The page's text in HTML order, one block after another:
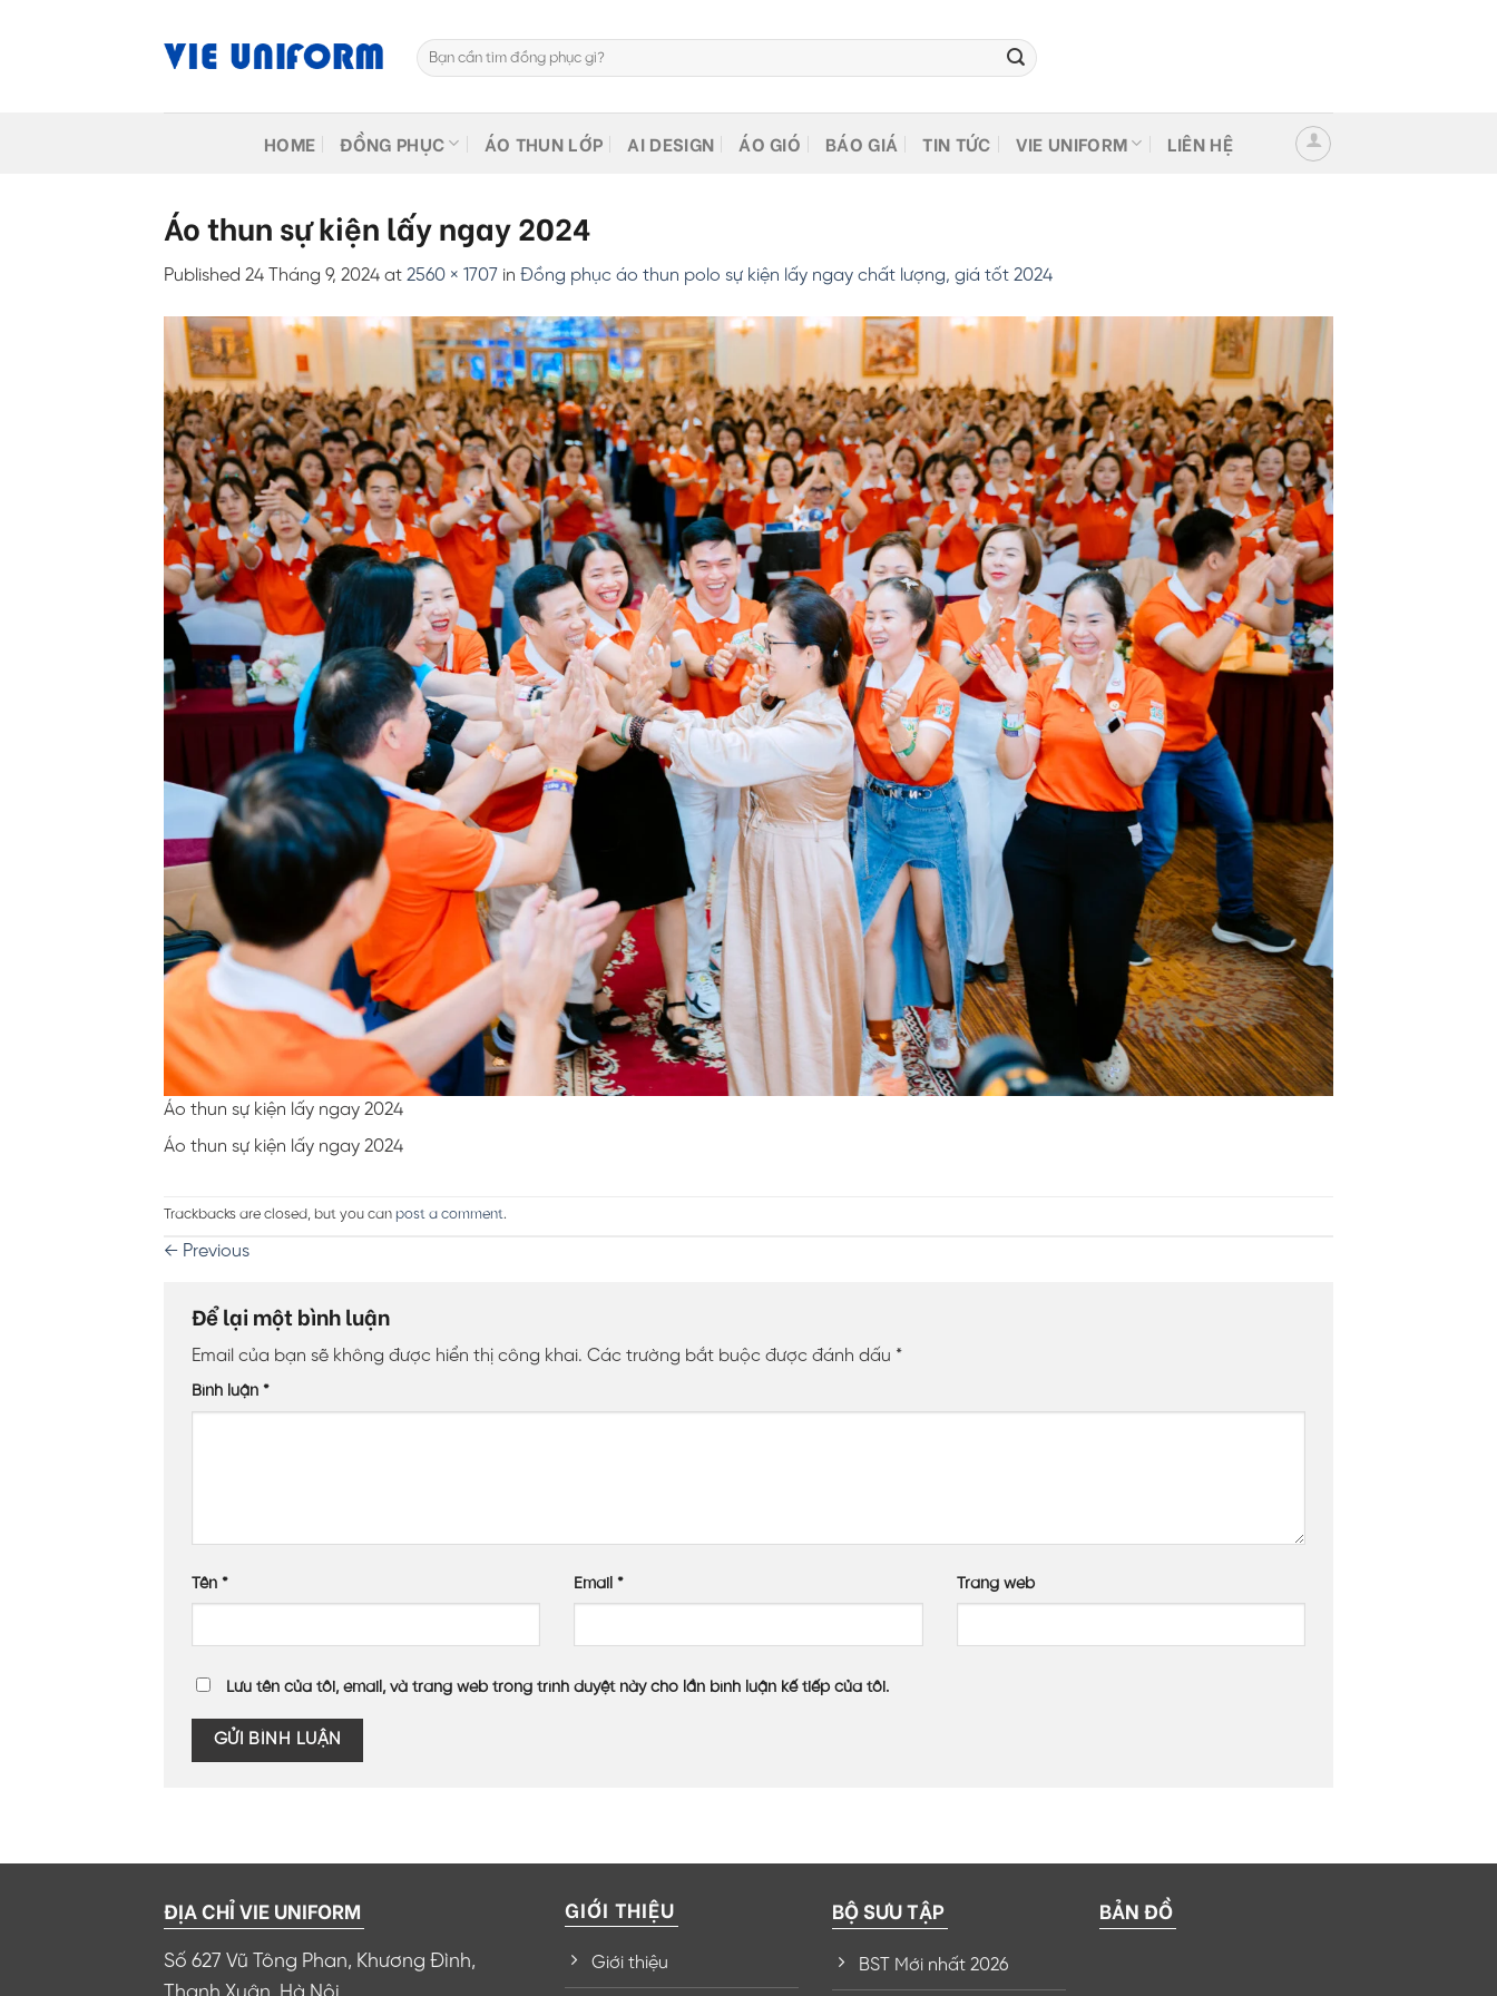
Tìm
kiếm:
HOME ĐỒNG PHỤC ÁO THUN LỚP AI DESIGN ÁO GIÓ BÁO GIÁ TIN TỨC VIE UNIFORM LIÊN HỆ
Áo thun sự kiện lấy ngay 2024
Published 24 Tháng 9, 2024 at 2560 × 1707 in Đồng phục áo thun polo sự kiện lấy ngay chất lượng, giá tốt 2024
Áo thun sự kiện lấy ngay 2024
Áo thun sự kiện lấy ngay 2024
Trackbacks are closed, but you can post a comment.
← Previous
Để lại một bình luận
Email của bạn sẽ không được hiển thị công khai. Các trường bắt buộc được đánh dấu *
Bình luận *
Tên * Email* Trang web
Lưu tên của tôi, email, và trang web trong trình duyệt này cho lần bình luận kế tiếp của tôi.
ĐỊA CHỈ VIE UNIFORM
Số 627 Vũ Tông Phan, Khương Đình,
GIỚI THIỆU
Giới thiệu
BỘ SƯU TẬP
BST Mới nhất 2026
BẢN ĐỒ